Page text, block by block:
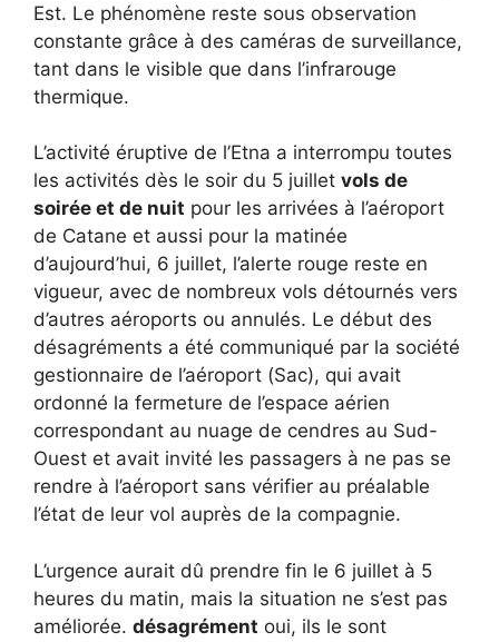
Est. Le phénomène reste sous observation
constante grâce à des caméras de surveillance,
tant dans le visible que dans l’infrarouge
thermique.
L’activité éruptive de l’Etna a interrompu toutes
les activités dès le soir du 5 juillet vols de
soirée et de nuit pour les arrivées à l’aéroport
de Catane et aussi pour la matinée
d’aujourd’hui, 6 juillet, l’alerte rouge reste en
vigueur, avec de nombreux vols détournés vers
d’autres aéroports ou annulés. Le début des
désagréments a été communiqué par la société
gestionnaire de l’aéroport (Sac), qui avait
ordonné la fermeture de l’espace aérien
correspondant au nuage de cendres au Sud-
Ouest et avait invité les passagers à ne pas se
rendre à l’aéroport sans vérifier au préalable
l’état de leur vol auprès de la compagnie.
L’urgence aurait dû prendre fin le 6 juillet à 5
heures du matin, mais la situation ne s’est pas
améliorée. désagrément oui, ils le sont